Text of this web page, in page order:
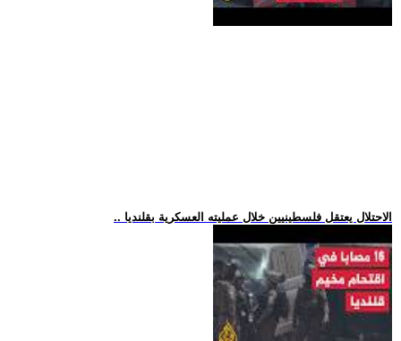
.. الاحتلال يعتقل فلسطينيين خلال عمليته العسكرية بقلنديا